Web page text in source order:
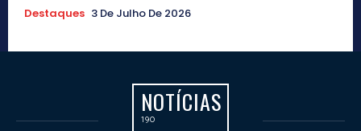
Destaques 3 De Julho De 2026
NOTÍCIAS
190